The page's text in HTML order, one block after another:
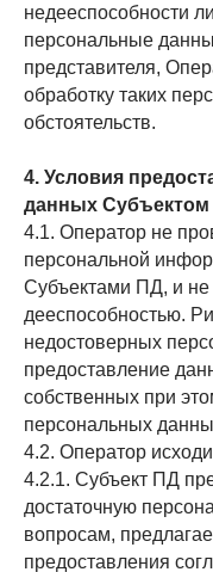
недееспособности
персональные
представителя,
обработку таких
обстоятельств.
4. Условия
данных
4.1. Оператор не
персональной
Субъектами ПД, и не
дееспособностью.
недостоверных
предоставление
собственных при
персональных
4.2. Оператор
4.2.1. Субъект ПД
достаточную
вопросам,
предоставления